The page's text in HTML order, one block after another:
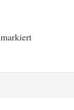
markiert